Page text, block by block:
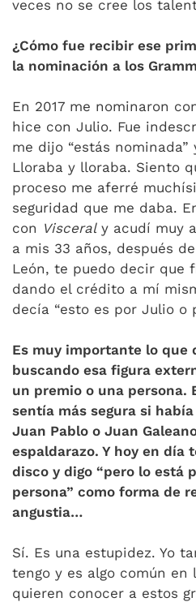
veces no se cree los
¿Cómo fue recibir ese
la nominación a los
En 2017 me nominaron
hice con Julio. Fue
me dijo “estás
Lloraba y lloraba. Siento
proceso me aferré
seguridad que me daba.
con Visceraly acudí muy
a mis 33 años, después
León, te puedo decir que
dando el crédito a mí
decía “esto es por Julio o
Es muy importante lo que
buscando esa figura
un premio o una persona.
sentía más segura si
Juan Pablo o Juan
espaldarazo. Y hoy en día
disco y digo “pero lo está
persona” como forma de
angustia…
Sí. Es una estupidez. Yo
tengo y es algo común en
quieren conocer a estos